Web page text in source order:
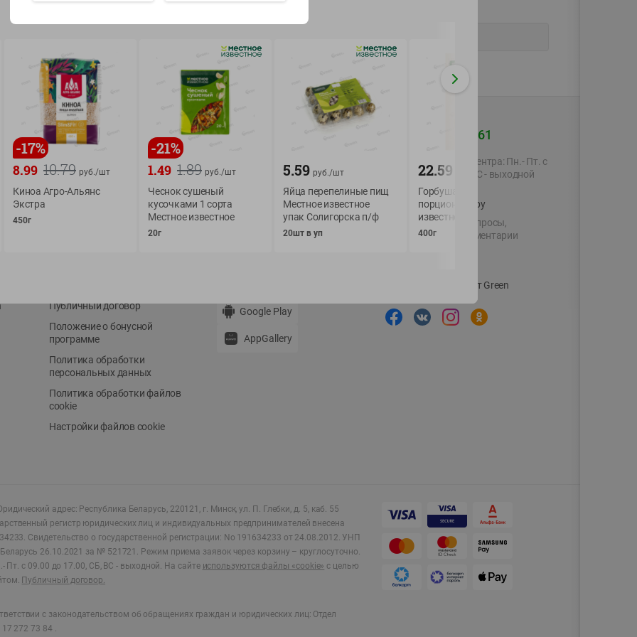
О сервисе
Публичный договор
Положение о бонусной
программе
Политика обработки
персональных данных
Политика обработки файлов
cookie
Настройки файлов cookie
Мой Green
Обратная связь
Google Play
AppGallery
+375 44 560-60-61
Время работы Call-центра: Пн.- Пт. с
09.00 до 17.00, СБ, ВС - выходной
shop@green-market.by
Пишите нам свои вопросы,
предложения и комментарии
Корпоративный сайт Green
адрес: Республика Беларусь, 220121, г. Минск, ул. П. Глебки, д. 5, каб. 55
регистр юридических лиц и индивидуальных предпринимателей внесена
Свидетельство о государственной регистрации: No 191634233 от 24.08.2012. УНП
26.10.2021 за № 521721. Режим приема заявок через корзину – круглосуточно.
Пт. с 09.00 до 17.00, СБ, ВС - выходной. На сайте используются файлы «cookie» с целью
Публичный договор.
с законодательством об обращениях граждан и юридических лиц: Отдел
272 73 84 .
-17%
10.79
8.99 руб./шт
Киноа Агро-Альянс
Экстра
450г
-21%
1.89
1.49 руб./шт
Чеснок сушеный
кусочками 1 сорта
Местное известное
20г
5.59 руб./шт
Яйца перепелиные пищ
Местное известное
упак Солигорска п/ф
20шт в уп
22.59 шт
Горбуша филе без кожи
порционное Местное
известное фас
400г